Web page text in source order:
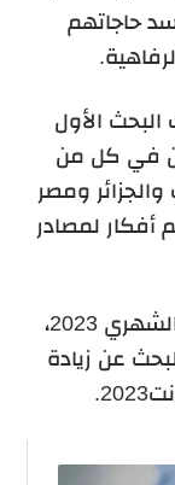
حاجاتهم
الأول
في كل من
ومصر
لمصادر
وكذلك أفضل وظائف لزيادة الدخل الشهري 2023،
عن زيادة